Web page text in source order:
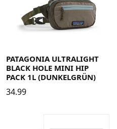
PATAGONIA ULTRALIGHT
BLACK HOLE MINI HIP
PACK 1L (DUNKELGRÜN)
34.99